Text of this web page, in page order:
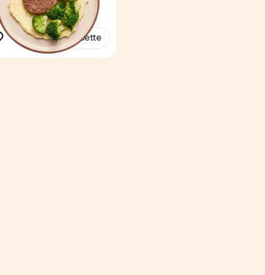
Voir la recette